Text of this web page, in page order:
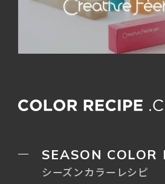
SEASON COLOR
シーズンカラーレシピ